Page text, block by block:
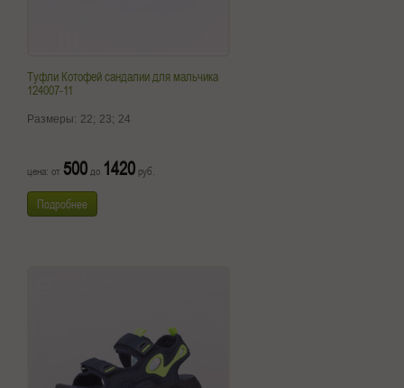
Туфли Котофей сандалии для мальчика
124007-11
Размеры: 22; 23; 24
цена: от 500до 1420 руб.
Подробнее